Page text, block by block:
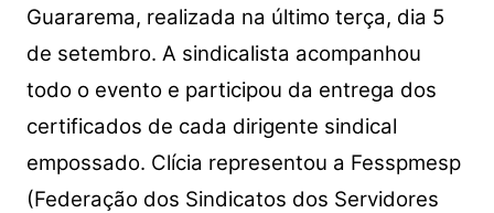
Guararema, realizada na último terça, dia 5
de setembro. A sindicalista acompanhou
todo o evento e participou da entrega dos
certificados de cada dirigente sindical
empossado. Clícia representou a Fesspmesp
(Federação dos Sindicatos dos Servidores